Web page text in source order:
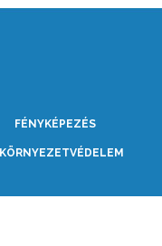
FÉNYKÉPEZÉS
KÖRNYEZETVÉDELEM